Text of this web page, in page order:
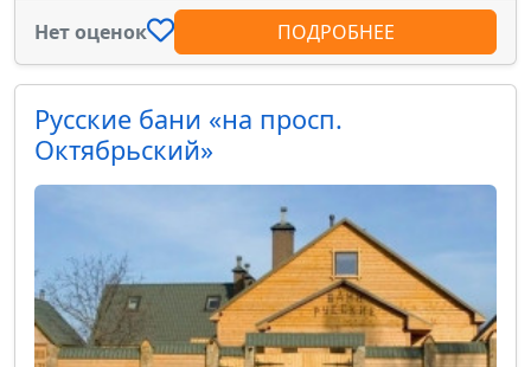
Нет оценок ПОДРОБНЕЕ
Русские бани «на просп.
Октябрьский»